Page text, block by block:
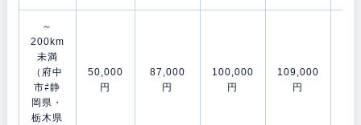
～
200km
未満
（府中
市⇄静
岡県・
栃木県
50,000
円
87,000
円
100,000
円
109,000
円